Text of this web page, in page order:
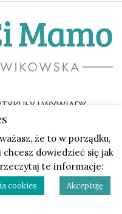
I WYWIADY
PRYWATNOŚCI
że to w porządku,
dowiedzieć się jak
te informacje:
cookies Akceptuję